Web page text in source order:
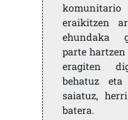
komunitario
eraikitzen
ehundaka
parte
eragiten
behatuz
saiatuz,
batera.